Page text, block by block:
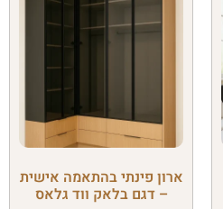
ארון פינתי בהתאמה אישית
– דגם בלאק ווד גלאס